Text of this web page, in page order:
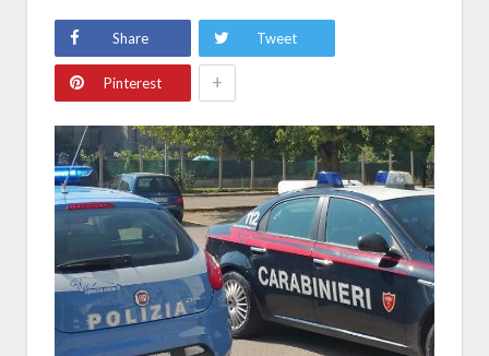
Share Tweet
Pinterest +